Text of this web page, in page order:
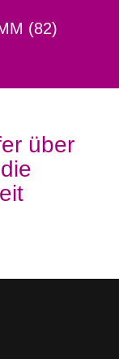
(82)
über